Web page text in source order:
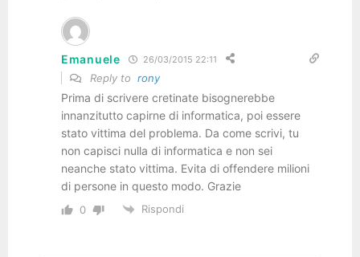
Emanuele 26/03/2015 22:11
Reply to rony
Prima di scrivere cretinate bisognerebbe
innanzitutto capirne di informatica, poi essere
stato vittima del problema. Da come scrivi, tu
non capisci nulla di informatica e non sei
neanche stato vittima. Evita di offendere milioni
di persone in questo modo. Grazie
0 Rispondi